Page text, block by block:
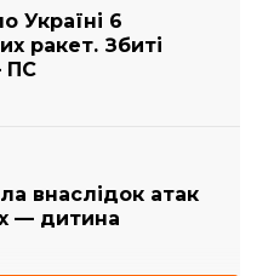
Україні 6
ракет. Збиті
ПС
внаслідок атак
— дитина